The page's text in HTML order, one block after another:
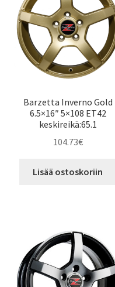
Barzetta Inverno Gold
6.5×16″ 5×108 ET42
keskireikä:65.1
104.73€
Lisää ostoskoriin